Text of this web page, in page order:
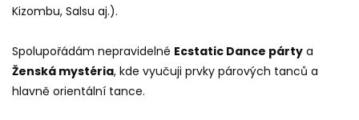
Kizombu, Salsu aj.).
Spolupořádám nepravidelné Ecstatic Dance párty a
Ženská mystéria, kde vyučuji prvky párových tanců a
hlavně orientální tance.